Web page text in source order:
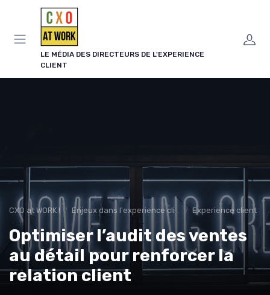
LE MÉDIA DES DIRECTEURS DE L'EXPERIENCE
CLIENT
CXO at WORK ! Enjeux dans l'experience client Experience client
Optimiser l’audit des ventes
au détail pour renforcer la
relation client
Panneau de gestion des cookies